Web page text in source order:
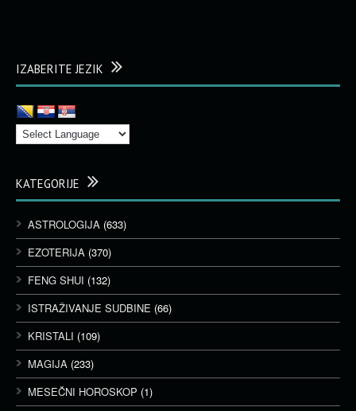
IZABERITE JEZIK
KATEGORIJE
ASTROLOGIJA (633)
EZOTERIJA (370)
FENG SHUI (132)
ISTRAŽIVANJE SUDBINE (66)
KRISTALI (109)
MAGIJA (233)
MESEČNI HOROSKOP (1)